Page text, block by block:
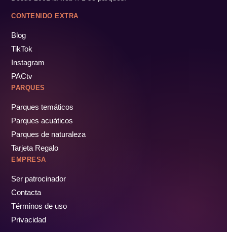
CONTENIDO EXTRA
Blog
TikTok
Instagram
PACtv
PARQUES
Parques temáticos
Parques acuáticos
Parques de naturaleza
Tarjeta Regalo
EMPRESA
Ser patrocinador
Contacta
Términos de uso
Privacidad